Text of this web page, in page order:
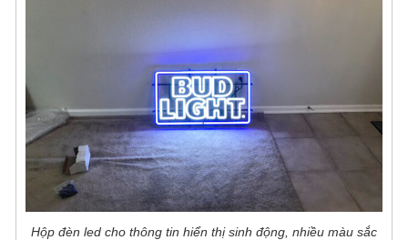
Hộp đèn led cho thông tin hiển thị sinh động, nhiều màu sắc